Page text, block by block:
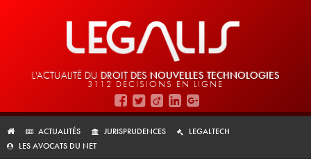
L'ACTUALITÉ DU DROIT DES NOUVELLES TECHNOLOGIES
3112 DÉCISIONS EN LIGNE
ACTUALITÉS JURISPRUDENCES
LEGALTECH
LES AVOCATS DU NET